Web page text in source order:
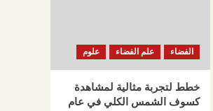
الفضاء علم الفضاء علوم
خطط لتجربة مثالية لمشاهدة
كسوف الشمس الكلي في عام